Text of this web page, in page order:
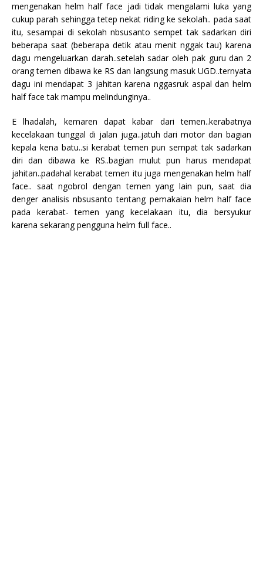
mengenakan helm half face jadi tidak mengalami luka yang
cukup parah sehingga tetep nekat riding ke sekolah.. pada saat
itu, sesampai di sekolah nbsusanto sempet tak sadarkan diri
beberapa saat (beberapa detik atau menit nggak tau) karena
dagu mengeluarkan darah..setelah sadar oleh pak guru dan 2
orang temen dibawa ke RS dan langsung masuk UGD..ternyata
dagu ini mendapat 3 jahitan karena nggasruk aspal dan helm
half face tak mampu melindunginya..
E lhadalah, kemaren dapat kabar dari temen..kerabatnya
kecelakaan tunggal di jalan juga..jatuh dari motor dan bagian
kepala kena batu..si kerabat temen pun sempat tak sadarkan
diri dan dibawa ke RS..bagian mulut pun harus mendapat
jahitan..padahal kerabat temen itu juga mengenakan helm half
face.. saat ngobrol dengan temen yang lain pun, saat dia
denger analisis nbsusanto tentang pemakaian helm half face
pada kerabat- temen yang kecelakaan itu, dia bersyukur
karena sekarang pengguna helm full face..